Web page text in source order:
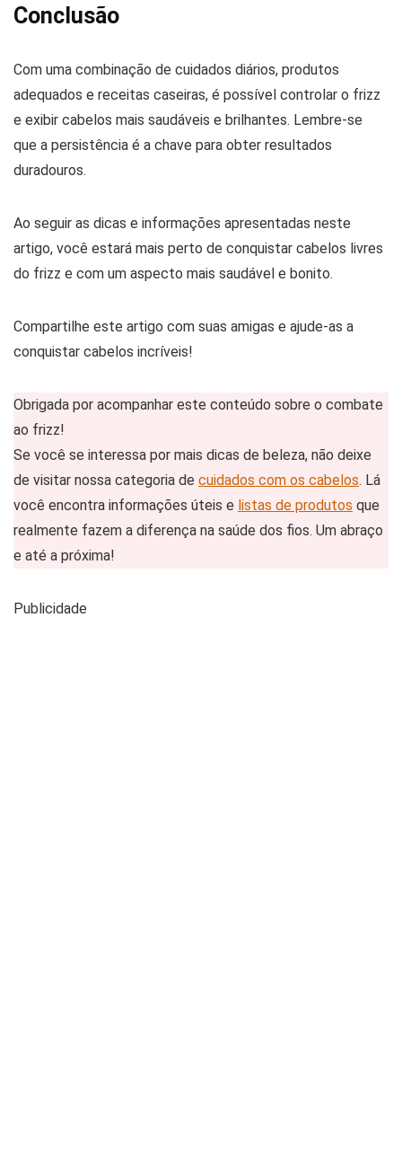
Conclusão
Com uma combinação de cuidados diários, produtos
adequados e receitas caseiras, é possível controlar o frizz
e exibir cabelos mais saudáveis e brilhantes. Lembre-se
que a persistência é a chave para obter resultados
duradouros.
Ao seguir as dicas e informações apresentadas neste
artigo, você estará mais perto de conquistar cabelos livres
do frizz e com um aspecto mais saudável e bonito.
Compartilhe este artigo com suas amigas e ajude-as a
conquistar cabelos incríveis!
Obrigada por acompanhar este conteúdo sobre o combate
ao frizz!
Se você se interessa por mais dicas de beleza, não deixe
de visitar nossa categoria de cuidados com os cabelos. Lá
você encontra informações úteis e listas de produtos que
realmente fazem a diferença na saúde dos fios. Um abraço
e até a próxima!
Publicidade